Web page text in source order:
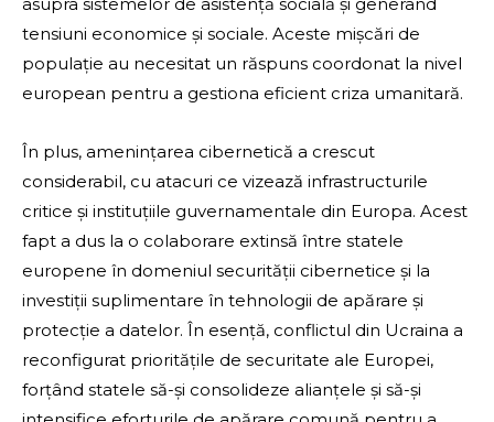
asupra sistemelor de asistență socială și generând
tensiuni economice și sociale. Aceste mișcări de
populație au necesitat un răspuns coordonat la nivel
european pentru a gestiona eficient criza umanitară.
În plus, amenințarea cibernetică a crescut
considerabil, cu atacuri ce vizează infrastructurile
critice și instituțiile guvernamentale din Europa. Acest
fapt a dus la o colaborare extinsă între statele
europene în domeniul securității cibernetice și la
investiții suplimentare în tehnologii de apărare și
protecție a datelor. În esență, conflictul din Ucraina a
reconfigurat prioritățile de securitate ale Europei,
forțând statele să-și consolideze alianțele și să-și